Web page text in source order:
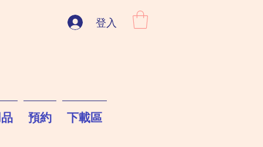
登入
預約 下載區